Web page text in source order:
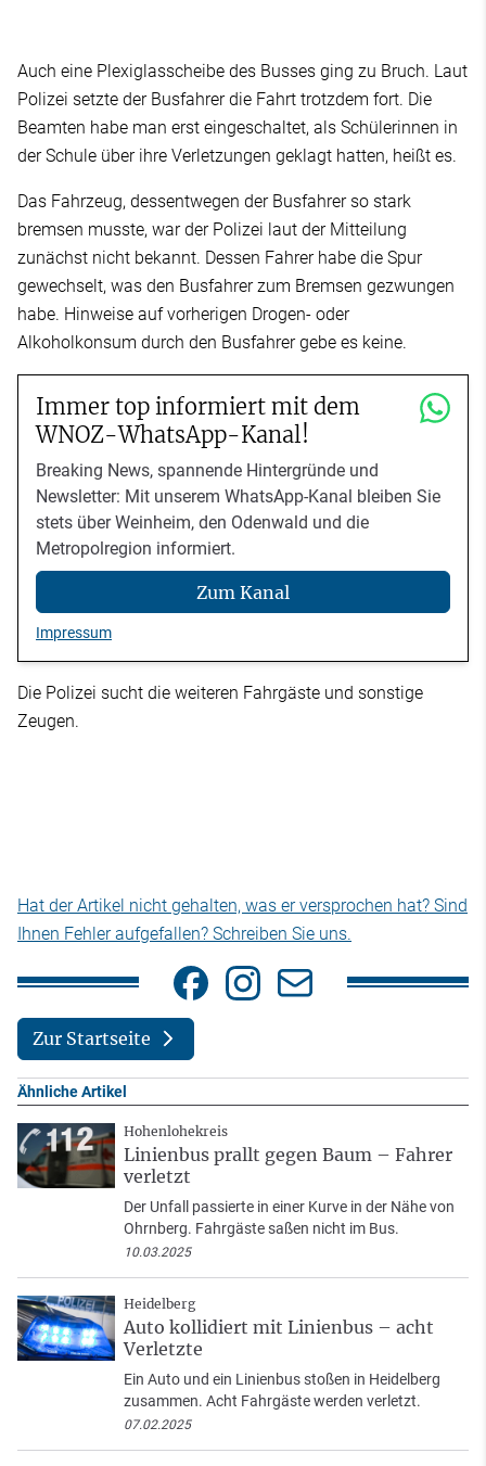
Auch eine Plexiglasscheibe des Busses ging zu Bruch. Laut
Polizei setzte der Busfahrer die Fahrt trotzdem fort. Die
Beamten habe man erst eingeschaltet, als Schülerinnen in
der Schule über ihre Verletzungen geklagt hatten, heißt es.
Das Fahrzeug, dessentwegen der Busfahrer so stark
bremsen musste, war der Polizei laut der Mitteilung
zunächst nicht bekannt. Dessen Fahrer habe die Spur
gewechselt, was den Busfahrer zum Bremsen gezwungen
habe. Hinweise auf vorherigen Drogen- oder
Alkoholkonsum durch den Busfahrer gebe es keine.
Immer top informiert mit dem
WNOZ-WhatsApp-Kanal!
Breaking News, spannende Hintergründe und
Newsletter: Mit unserem WhatsApp-Kanal bleiben Sie
stets über Weinheim, den Odenwald und die
Metropolregion informiert.
Zum Kanal
Impressum
Die Polizei sucht die weiteren Fahrgäste und sonstige
Zeugen.
Hat der Artikel nicht gehalten, was er versprochen hat? Sind
Ihnen Fehler aufgefallen? Schreiben Sie uns.
Zur Startseite
Ähnliche Artikel
Hohenlohekreis
Linienbus prallt gegen Baum – Fahrer
verletzt
Der Unfall passierte in einer Kurve in der Nähe von
Ohrnberg. Fahrgäste saßen nicht im Bus.
10.03.2025
Heidelberg
Auto kollidiert mit Linienbus – acht
Verletzte
Ein Auto und ein Linienbus stoßen in Heidelberg
zusammen. Acht Fahrgäste werden verletzt.
07.02.2025